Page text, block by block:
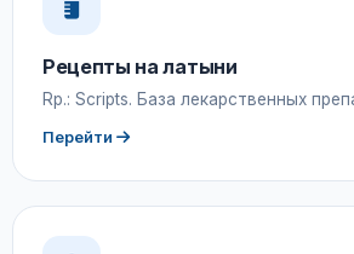
Рецепты на латыни
Rp.: Scripts. База лекарственных
Перейти